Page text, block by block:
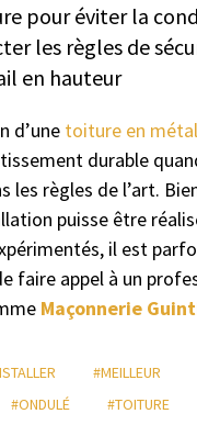
pour éviter la
les règles de
en hauteur
d’une toiture en métal
durable
les règles de l’art.
puisse être
il est
faire appel à un
Maçonnerie
#MEILLEUR
#ONDULÉ #TOITURE